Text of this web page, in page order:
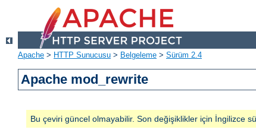
Apache > HTTP Sunucusu > Belgeleme > Sürüm 2.4
Apache mod_rewrite
Bu çeviri güncel olmayabilir. Son değişiklikler için İngilizce